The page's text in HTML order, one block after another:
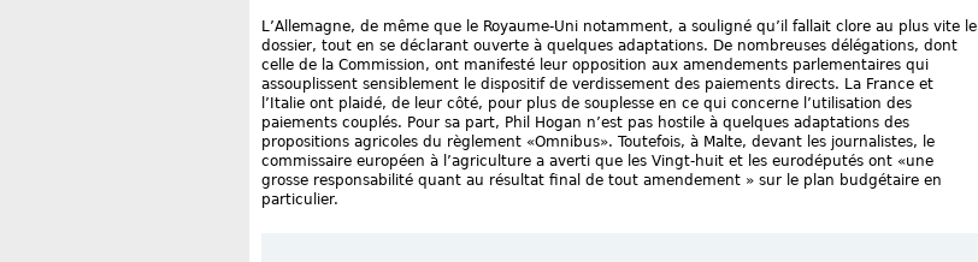
L’Allemagne, de même que le Royaume-Uni notamment, a souligné qu’il fallait clore au plus vite le
dossier, tout en se déclarant ouverte à quelques adaptations. De nombreuses délégations, dont
celle de la Commission, ont manifesté leur opposition aux amendements parlementaires qui
assouplissent sensiblement le dispositif de verdissement des paiements directs. La France et
l’Italie ont plaidé, de leur côté, pour plus de souplesse en ce qui concerne l’utilisation des
paiements couplés. Pour sa part, Phil Hogan n’est pas hostile à quelques adaptations des
propositions agricoles du règlement «Omnibus». Toutefois, à Malte, devant les journalistes, le
commissaire européen à l’agriculture a averti que les Vingt-huit et les eurodéputés ont «une
grosse responsabilité quant au résultat final de tout amendement » sur le plan budgétaire en
particulier.